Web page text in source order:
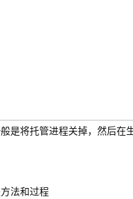
是将托管进程关掉，然后在
法和过程